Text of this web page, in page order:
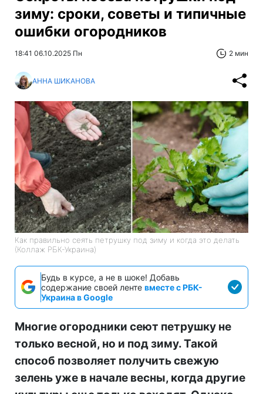
зиму: сроки, советы и типичные
ошибки огородников
18:41 06.10.2025 Пн 2 мин
АННА ШИКАНОВА
Как правильно сеять петрушку под зиму и когда это делать
(Коллаж РБК-Украина)
Будь в курсе, а не в шоке! Добавь
содержание своей ленте вместе с РБК-
Украина в Google
Многие огородники сеют петрушку не
только весной, но и под зиму. Такой
способ позволяет получить свежую
зелень уже в начале весны, когда другие